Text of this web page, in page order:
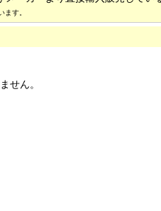
す。
せん。